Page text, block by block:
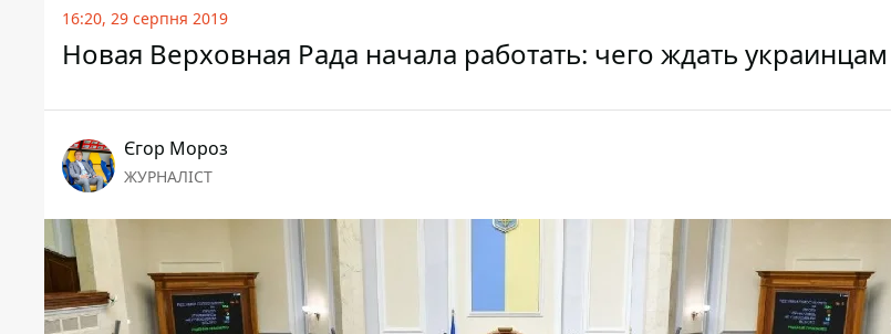
16:20, 29 серпня 2019
Новая Верховная Рада начала работать: чего ждать украинцам
Єгор Мороз
ЖУРНАЛІСТ